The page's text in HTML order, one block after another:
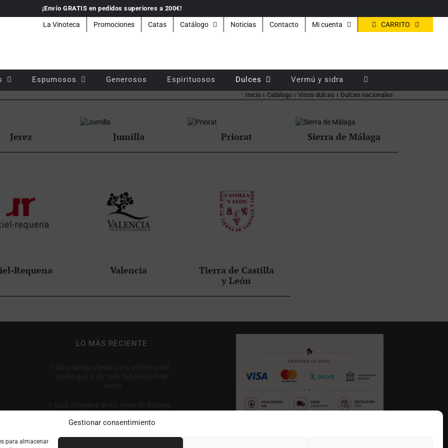
Gestionar consentimiento
para almacenar
¡Envío GRATIS en pedidos superiores a 200€!
La Vinoteca Promociones Catas Catálogo Noticias Contacto Mi cuenta CARRITO
Espumosos Generosos Espirituosos Dulces Vermú y sidra
Inicio Catálogo Vinos dulces Dulces nacionales
Jerez Jumilla Priorat Sierra de Málaga
Requena Valencia
Tierra de Castilla
y León
LO MÁS RECIENTE